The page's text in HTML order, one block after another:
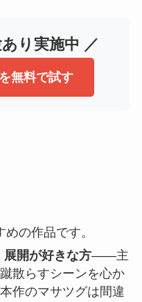
り実施中 ／
無料で試す
の作品です。
開が好きな方——主
散らすシーンを心か
作のマサツグは間違